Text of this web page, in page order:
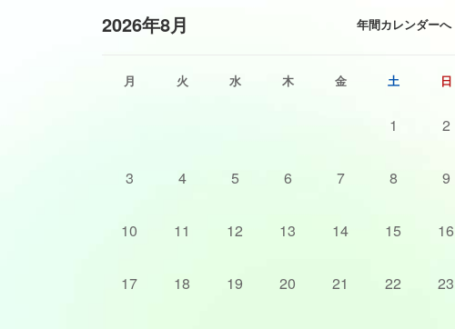
2026年8月 年間カレンダーへ
月 火 水 木 金 土 日
1 2
3 4 5 6 7 8 9
10 11 12 13 14 15 16
17 18 19 20 21 22 23